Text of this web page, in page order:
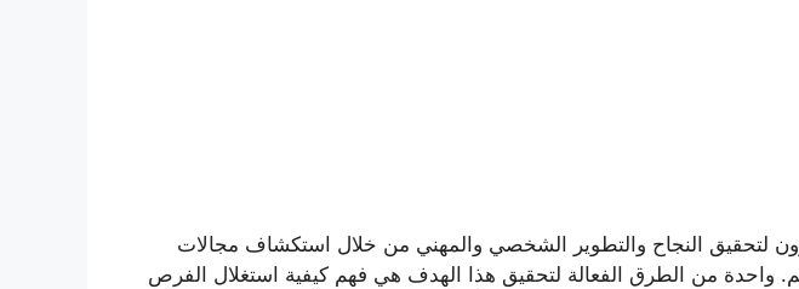
لتحقيق النجاح والتطوير الشخصي والمهني من خلال استكشاف مجالات
واحدة من الطرق الفعالة لتحقيق هذا الهدف هي فهم كيفية استغلال الفرص